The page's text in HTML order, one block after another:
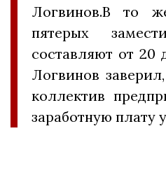
Логвинов.В то
пятерых
составляют от 20
Логвинов
коллектив
заработную плату